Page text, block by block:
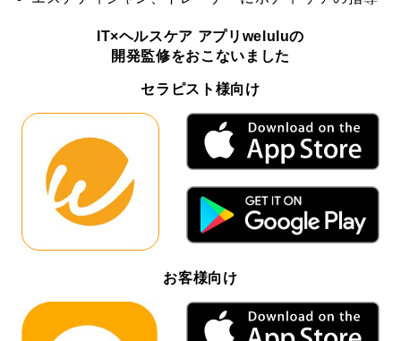
IT×ヘルスケア アプリweluluの
開発監修をおこないました
セラピスト様向け
お客様向け